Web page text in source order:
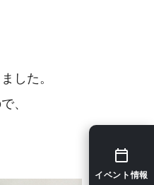
した。
、
イベント情報